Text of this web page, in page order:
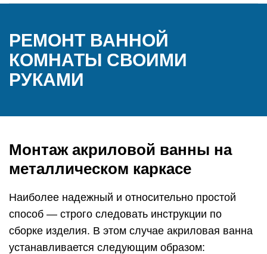
РЕМОНТ ВАННОЙ
КОМНАТЫ СВОИМИ
РУКАМИ
Монтаж акриловой ванны на
металлическом каркасе
Наиболее надежный и относительно простой
способ — строго следовать инструкции по
сборке изделия. В этом случае акриловая ванна
устанавливается следующим образом: